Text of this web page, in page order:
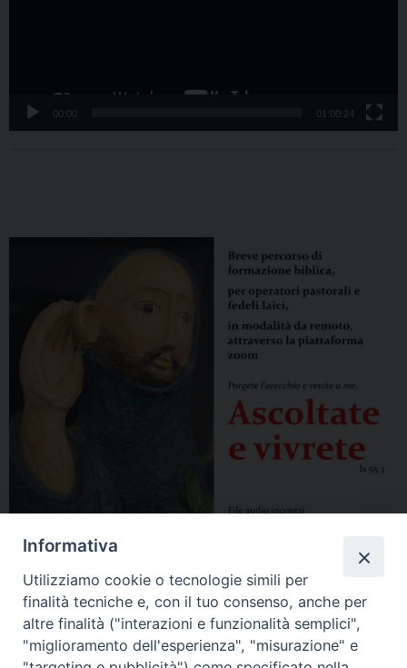
00:00 01:00:24
Informativa
Utilizziamo cookie o tecnologie simili per
finalità tecniche e, con il tuo consenso, anche per
altre finalità ("interazioni e funzionalità semplici",
"miglioramento dell'esperienza", "misurazione" e